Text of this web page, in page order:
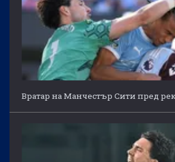
Вратар на Манчестър Сити пред